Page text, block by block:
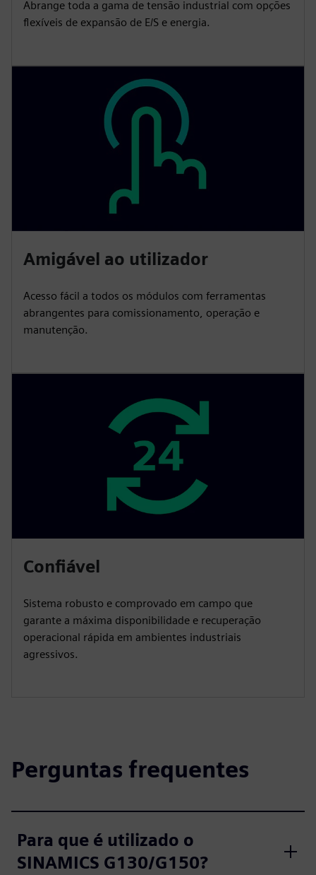
Abrange toda a gama de tensão industrial com opções
flexíveis de expansão de E/S e energia.
Amigável ao utilizador
Acesso fácil a todos os módulos com ferramentas
abrangentes para comissionamento, operação e
manutenção.
Confiável
Sistema robusto e comprovado em campo que
garante a máxima disponibilidade e recuperação
operacional rápida em ambientes industriais
agressivos.
Perguntas frequentes
Para que é utilizado o
SINAMICS G130/G150?